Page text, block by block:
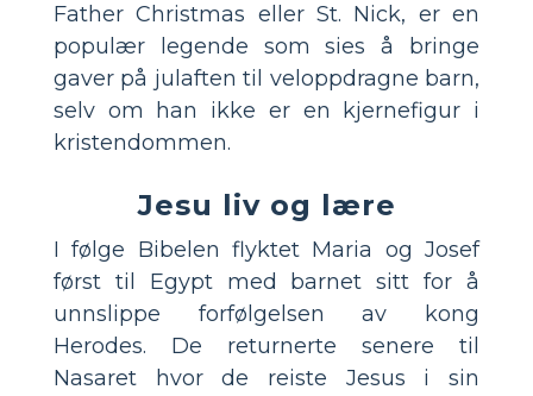
Father Christmas eller St. Nick, er en
populær legende som sies å bringe
gaver på julaften til veloppdragne barn,
selv om han ikke er en kjernefigur i
kristendommen.
Jesu liv og lære
I følge Bibelen flyktet Maria og Josef
først til Egypt med barnet sitt for å
unnslippe forfølgelsen av kong
Herodes. De returnerte senere til
Nasaret hvor de reiste Jesus i sin